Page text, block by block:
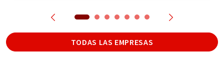
TODAS LAS EMPRESAS